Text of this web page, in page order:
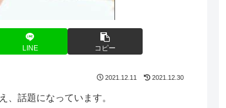
LINE コピー
2021.12.11 2021.12.30
、話題になっています。